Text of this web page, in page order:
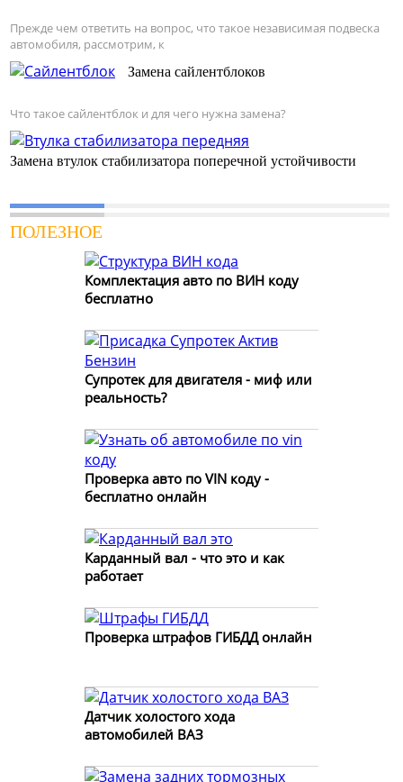
Прежде чем ответить на вопрос, что такое независимая подвеска
автомобиля, рассмотрим, к
Замена сайлентблоков
Что такое сайлентблок и для чего нужна замена?
Замена втулок стабилизатора поперечной устойчивости
ПОЛЕЗНОЕ
Комплектация авто по ВИН коду
бесплатно
Супротек для двигателя - миф или
реальность?
Проверка авто по VIN коду -
бесплатно онлайн
Карданный вал - что это и как
работает
Проверка штрафов ГИБДД онлайн
Датчик холостого хода
автомобилей ВАЗ